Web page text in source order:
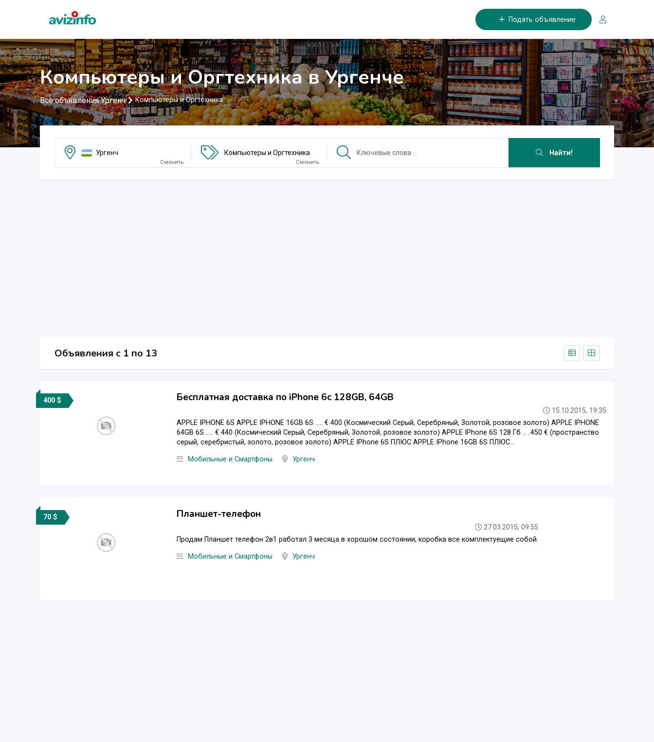
Подать объявление
Компьютеры и Оргтехника в Ургенче
Все объявления Ургенч Компьютеры и Оргтехника
Ургенч
Сменить
Компьютеры и Оргтехника
Сменить
Найти!
Объявления c 1 по 13
400 $ Бесплатная доставка по iPhone 6с 128GB, 64GB
15.10.2015, 19:35
APPLE IPHONE 6S APPLE IPHONE 16GB 6S ..... € 400 (Космический Серый, Серебряный, Золотой, розовое золото) APPLE IPHONE
64GB 6S ..... € 440 (Космический Серый, Серебряный, Золотой, розовое золото) APPLE IPhone 6S 128 Гб .. ..450 € (пространство
серый, серебристый, золото, розовое золото) APPLE IPhone 6S ПЛЮС APPLE IPhone 16GB 6S ПЛЮС...
Мобильные и Смартфоны Ургенч
70 $ Планшет-телефон
27.03.2015, 09:55
Продам Планшет телефон 2в1 работал 3 месяца в хорошом состоянии, коробка все комплектуещие собой.
Мобильные и Смартфоны Ургенч